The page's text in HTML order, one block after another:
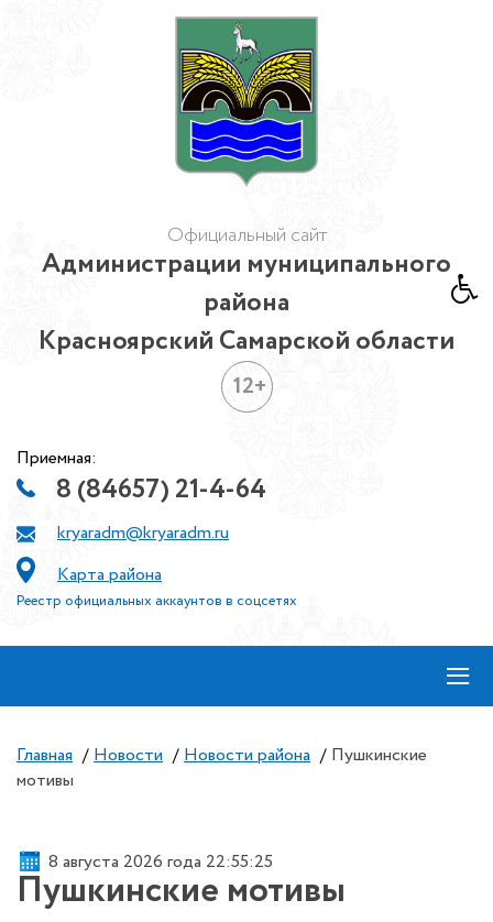
Официальный сайт
Администрации муниципального
района
Красноярский Самарской области
12+
Приемная:
8 (84657) 21-4-64
kryaradm@kryaradm.ru
Карта района
Реестр официальных аккаунтов в соцсетях
≡
Главная / Новости / Новости района / Пушкинские
мотивы
8 августа 2026 года 22:55:25
Пушкинские мотивы